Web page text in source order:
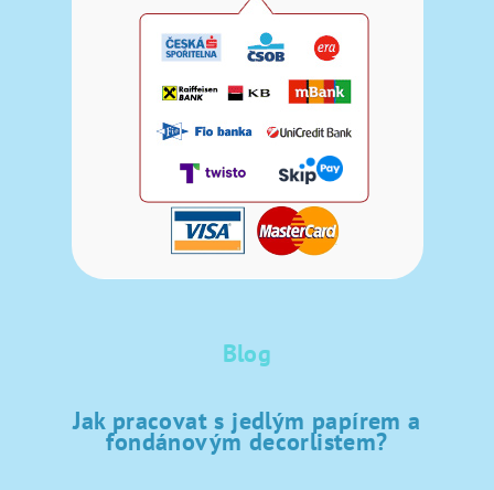
Blog
Jak pracovat s jedlým papírem a
fondánovým decorlistem?